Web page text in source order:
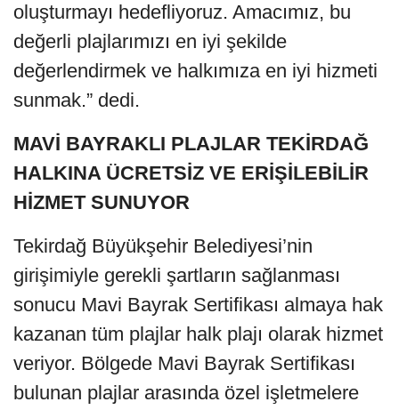
oluşturmayı hedefliyoruz. Amacımız, bu
değerli plajlarımızı en iyi şekilde
değerlendirmek ve halkımıza en iyi hizmeti
sunmak.” dedi.
MAVİ BAYRAKLI PLAJLAR TEKİRDAĞ
HALKINA ÜCRETSİZ VE ERİŞİLEBİLİR
HİZMET SUNUYOR
Tekirdağ Büyükşehir Belediyesi’nin
girişimiyle gerekli şartların sağlanması
sonucu Mavi Bayrak Sertifikası almaya hak
kazanan tüm plajlar halk plajı olarak hizmet
veriyor. Bölgede Mavi Bayrak Sertifikası
bulunan plajlar arasında özel işletmelere